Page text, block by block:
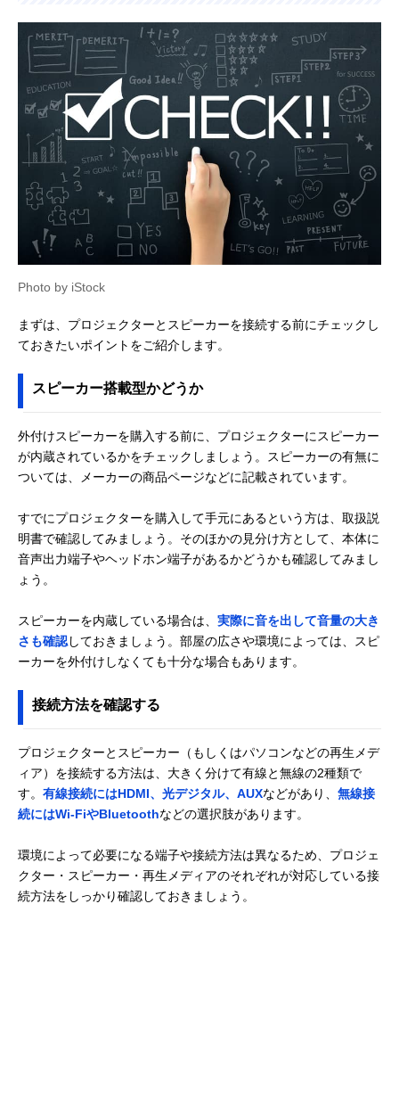
Photo by iStock
まずは、プロジェクターとスピーカーを接続する前にチェックし
ておきたいポイントをご紹介します。
スピーカー搭載型かどうか
外付けスピーカーを購入する前に、プロジェクターにスピーカー
が内蔵されているかをチェックしましょう。スピーカーの有無に
ついては、メーカーの商品ページなどに記載されています。
すでにプロジェクターを購入して手元にあるという方は、取扱説
明書で確認してみましょう。そのほかの見分け方として、本体に
音声出力端子やヘッドホン端子があるかどうかも確認してみまし
ょう。
スピーカーを内蔵している場合は、 実際に音を出して音量の大き
さも確認しておきましょう。部屋の広さや環境によっては、スピ
ーカーを外付けしなくても十分な場合もあります。
接続方法を確認する
プロジェクターとスピーカー（もしくはパソコンなどの再生メデ
ィア）を接続する方法は、大きく分けて有線と無線の2種類で
す。 有線接続にはHDMI、光デジタル、AUXなどがあり、 無線接
続にはWi-FiやBluetoothなどの選択肢があります。
環境によって必要になる端子や接続方法は異なるため、プロジェ
クター・スピーカー・再生メディアのそれぞれが対応している接
続方法をしっかり確認しておきましょう。